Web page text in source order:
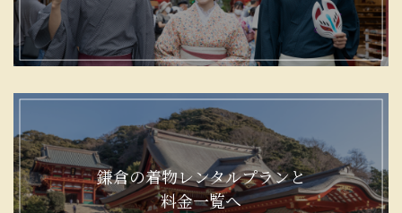
鎌倉の着物レンタルプランと
料金一覧へ